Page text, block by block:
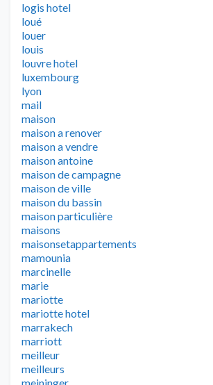
logis hotel
loué
louer
louis
louvre hotel
luxembourg
lyon
mail
maison
maison a renover
maison a vendre
maison antoine
maison de campagne
maison de ville
maison du bassin
maison particulière
maisons
maisonsetappartements
mamounia
marcinelle
marie
mariotte
mariotte hotel
marrakech
marriott
meilleur
meilleurs